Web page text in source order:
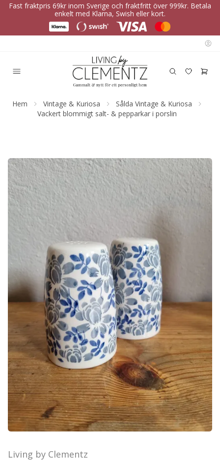
Fast fraktpris 69kr inom Sverige och fraktfritt över 999kr. Betala
enkelt med Klarna, Swish eller kort.
Hem Vintage & Kuriosa
Sålda Vintage & Kuriosa
Vackert blommigt salt- & pepparkar i porslin
Living by Clementz